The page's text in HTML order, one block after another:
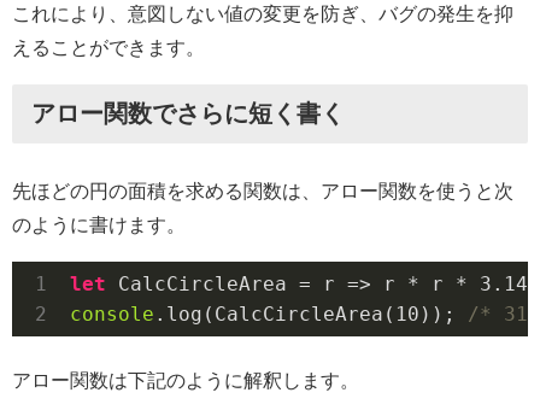
これにより、意図しない値の変更を防ぎ、バグの発生を抑
えることができます。
アロー関数でさらに短く書く
先ほどの円の面積を求める関数は、アロー関数を使うと次
のように書けます。
let CalcCircleArea = r => r * r * 3.14
console .log(CalcCircleArea( 10 )); /*
アロー関数は下記のように解釈します。